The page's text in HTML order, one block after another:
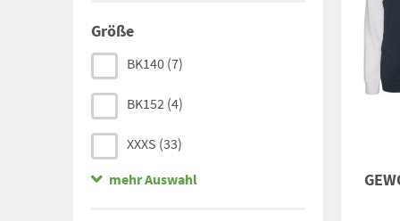
Größe
BK140 (7)
BK152 (4)
XXXS (33)
XXS(60)
mehr Auswahl